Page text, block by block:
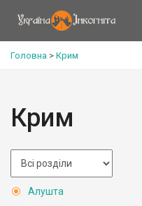
Головна > Крим
Крим
Алушта